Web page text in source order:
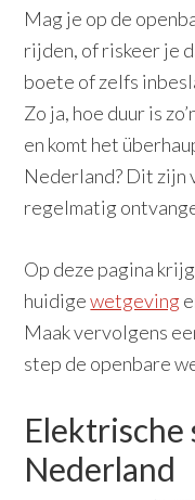
Mag je op de
rijden, of riskeer je
boete of zelfs
Zo ja, hoe duur is
en komt het
Nederland? Dit zijn
regelmatig
Op deze pagina
huidigewetgeving
Maak vervolgens
step de openbare
Elektrische
Nederland